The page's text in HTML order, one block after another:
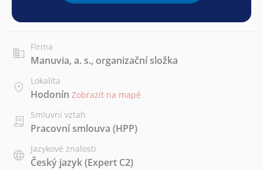
Firma
Manuvia, a. s., organizační složka
Lokalita
Hodonín Zobrazit na mapě
Smluvní vztah
Pracovní smlouva (HPP)
Jazykové znalosti
Český jazyk(Expert C2)